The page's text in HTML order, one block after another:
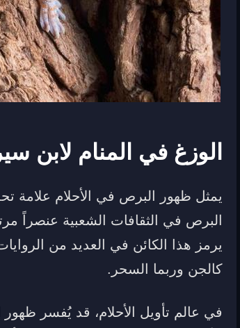
الوزغ في المنام لابن
يمثل ظهور البرص في الأحلام علامة
البرص في الثقافات الشعبية عنصراً
يرمز هذا الكائن في العديد من
كالجن وربما السحر.
في عالم تأويل الأحلام، قد يُفسر